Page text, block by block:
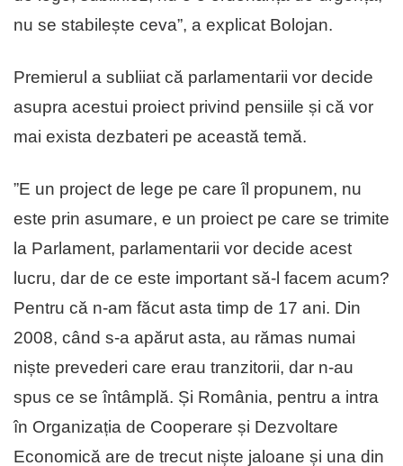
nu se stabilește ceva”, a explicat Bolojan.
Premierul a subliiat că parlamentarii vor decide
asupra acestui proiect privind pensiile și că vor
mai exista dezbateri pe această temă.
”E un project de lege pe care îl propunem, nu
este prin asumare, e un proiect pe care se trimite
la Parlament, parlamentarii vor decide acest
lucru, dar de ce este important să-l facem acum?
Pentru că n-am făcut asta timp de 17 ani. Din
2008, când s-a apărut asta, au rămas numai
niște prevederi care erau tranzitorii, dar n-au
spus ce se întâmplă. Și România, pentru a intra
în Organizația de Cooperare și Dezvoltare
Economică are de trecut niște jaloane și una din